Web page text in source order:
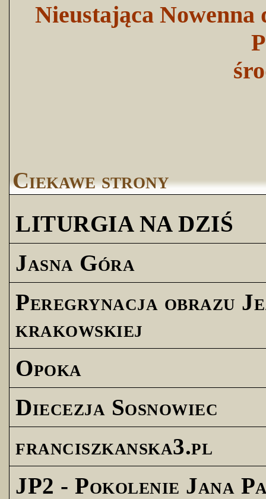
Nieustająca
Ciekawe strony
LITURGIA NA DZIŚ
Jasna Góra
Peregrynacja obrazu
krakowskiej
Opoka
Diecezja Sosnowiec
franciszkanska3.pl
JP2 - Pokolenie Jana